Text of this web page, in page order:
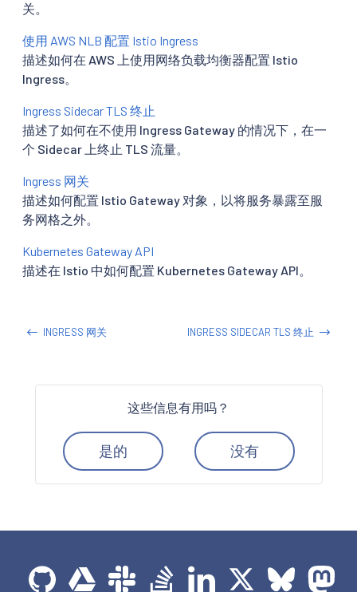
关。
使用 AWS NLB 配置 Istio Ingress
描述如何在 AWS 上使用网络负载均衡器配置 Istio
Ingress。
Ingress Sidecar TLS 终止
描述了如何在不使用 Ingress Gateway 的情况下，在一
个 Sidecar 上终止 TLS 流量。
Ingress 网关
描述如何配置 Istio Gateway 对象，以将服务暴露至服
务网格之外。
Kubernetes Gateway API
描述在 Istio 中如何配置 Kubernetes Gateway API。
INGRESS 网关 INGRESS SIDECAR TLS 终止
这些信息有用吗？
是的 没有